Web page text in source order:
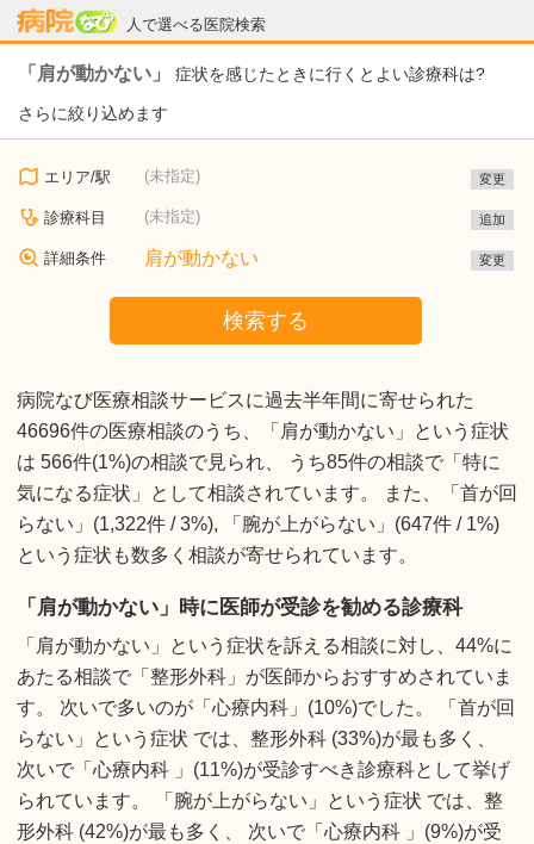
人で選べる医院検索
病院なび
「肩が動かない」 症状を感じたときに行くとよい診療科は?
さらに絞り込めます
エリア/駅 (未指定) 変更
診療科目 (未指定) 追加
詳細条件 肩が動かない 変更
検索する
病院なび医療相談サービスに過去半年間に寄せられた
46696件の医療相談のうち、「肩が動かない」という症状
は 566件(1%)の相談で見られ、 うち85件の相談で「特に
気になる症状」として相談されています。 また、「首が回
らない」(1,322件 / 3%), 「腕が上がらない」(647件 / 1%)
という症状も数多く相談が寄せられています。
「肩が動かない」時に医師が受診を勧める診療科
「肩が動かない」という症状を訴える相談に対し、44%に
あたる相談で「整形外科」が医師からおすすめされていま
す。 次いで多いのが「心療内科」(10%)でした。 「首が回
らない」という症状 では、整形外科 (33%)が最も多く、
次いで「心療内科 」(11%)が受診すべき診療科として挙げ
られています。 「腕が上がらない」という症状 では、整
形外科 (42%)が最も多く、 次いで「心療内科 」(9%)が受